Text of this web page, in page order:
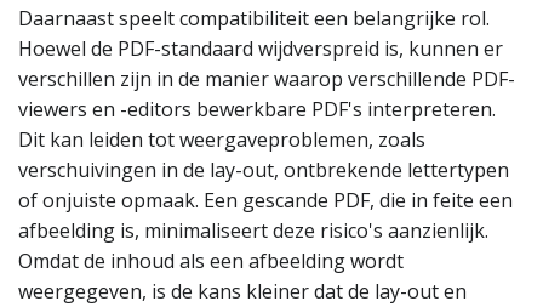
Daarnaast speelt compatibiliteit een belangrijke rol.
Hoewel de PDF-standaard wijdverspreid is, kunnen er
verschillen zijn in de manier waarop verschillende PDF-
viewers en -editors bewerkbare PDF's interpreteren.
Dit kan leiden tot weergaveproblemen, zoals
verschuivingen in de lay-out, ontbrekende lettertypen
of onjuiste opmaak. Een gescande PDF, die in feite een
afbeelding is, minimaliseert deze risico's aanzienlijk.
Omdat de inhoud als een afbeelding wordt
weergegeven, is de kans kleiner dat de lay-out en